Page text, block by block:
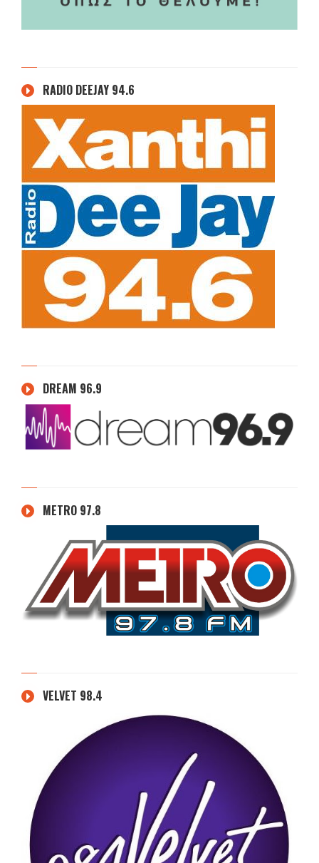
RADIO DEEJAY 94.6
DREAM 96.9
METRO 97.8
VELVET 98.4